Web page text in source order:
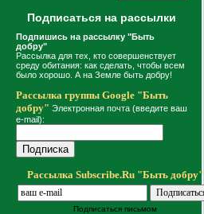
Подписаться на рассылки
Подпишись на рассылку "Быть
добру"
Рассылка для тех, кто совершенствует
среду обитания: как сделать, чтобы всем
было хорошо. А на Земле быть добру!
Рассылка группы Google "Быть
добру" Электронная почта (введите ваш
e-mail):
Рассылка Subscribe.Ru "Быть добру"
Подписаться письмом